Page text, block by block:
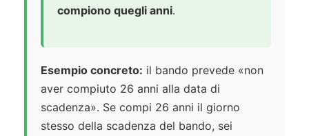
compiono quegli anni.
Esempio concreto: il bando prevede «non
aver compiuto 26 anni alla data di
scadenza». Se compi 26 anni il giorno
stesso della scadenza del bando, sei